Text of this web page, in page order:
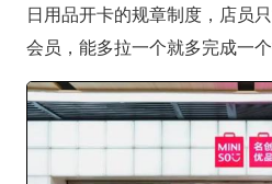
日用品开卡的规章制度，店员
会员，能多拉一个就多完成一个